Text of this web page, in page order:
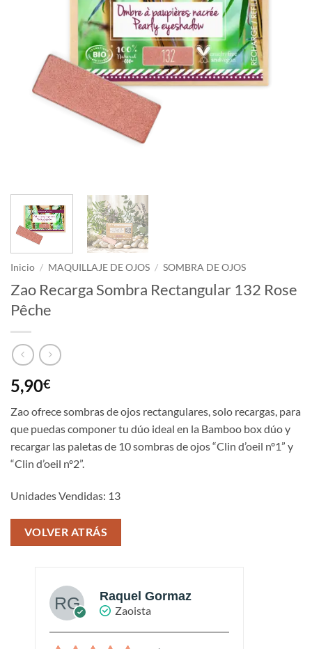
Inicio / MAQUILLAJE DE OJOS / SOMBRA DE OJOS
Zao Recarga Sombra Rectangular 132 Rose
Pêche
5,90€
Zao ofrece sombras de ojos rectangulares, solo recargas, para
que puedas componer tu dúo ideal en la Bamboo box dúo y
recargar las paletas de 10 sombras de ojos “Clin d’oeil nº1” y
“Clin d’oeil nº2”.
Unidades Vendidas: 13
VOLVER ATRÁS
Raquel Gormaz
Zaoista